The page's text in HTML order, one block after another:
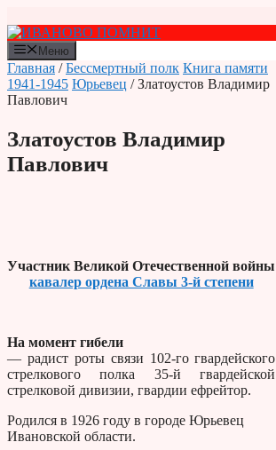
к
содержимому
Меню
Главная /Бессмертный полк Книга памяти
1941-1945 Юрьевец / Златоустов Владимир
Павлович
Златоустов Владимир
Павлович
Участник Великой Отечественной войны
кавалер ордена Славы 3-й степени
На момент гибели
— радист роты связи 102-го гвардейского
стрелкового полка 35-й гвардейской
стрелковой дивизии, гвардии ефрейтор.
Родился в 1926 году в городе Юрьевец
Ивановской области.